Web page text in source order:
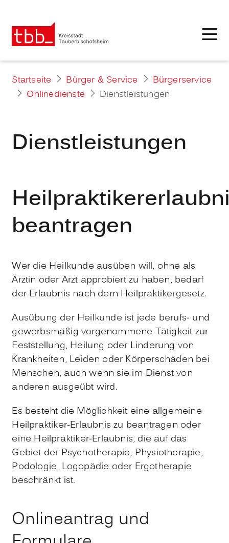
Startseite Bürger & Service
Bürgerservice
Onlinedienste
Dienstleistungen
Dienstleistungen
beantragen
Wer die Heilkunde ausüben will, ohne als
Ärztin oder Arzt approbiert zu haben, bedarf
der Erlaubnis nach dem Heilpraktikergesetz.
Ausübung der Heilkunde ist jede berufs- und
gewerbsmäßig vorgenommene Tätigkeit zur
Feststellung, Heilung oder Linderung von
Krankheiten, Leiden oder Körperschäden bei
Menschen, auch wenn sie im Dienst von
anderen ausgeübt wird.
Es besteht die Möglichkeit eine allgemeine
Heilpraktiker-Erlaubnis zu beantragen oder
eine Heilpraktiker-Erlaubnis, die auf das
Gebiet der Psychotherapie, Physiotherapie,
Podologie, Logopädie oder Ergotherapie
beschränkt ist.
Onlineantrag und